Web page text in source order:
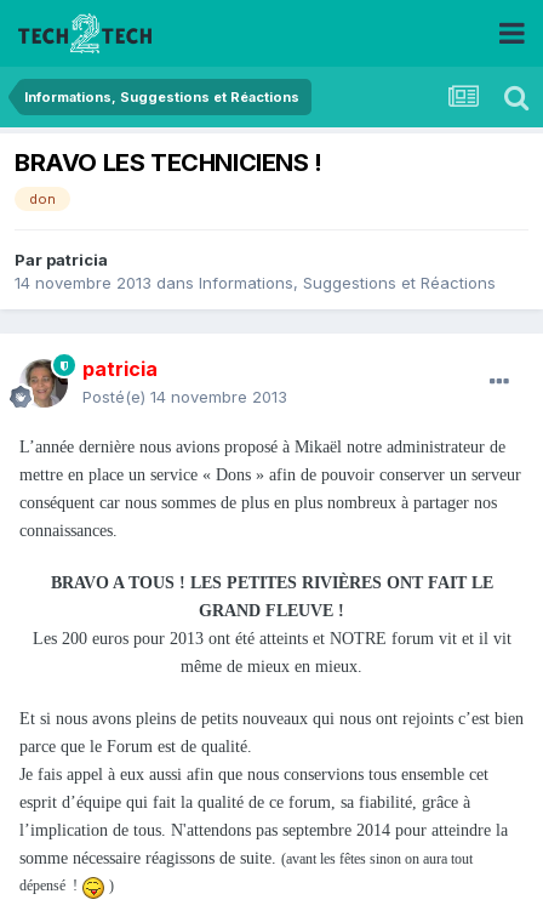
Informations, Suggestions et Réactions
BRAVO LES TECHNICIENS !
don
Par patricia
14 novembre 2013 dans Informations, Suggestions et Réactions
patricia
Posté(e) 14 novembre 2013
L’année dernière nous avions proposé à Mikaël notre administrateur de
mettre en place un service « Dons » afin de pouvoir conserver un serveur
conséquent car nous sommes de plus en plus nombreux à partager nos
connaissances.
BRAVO A TOUS ! LES PETITES RIVIÈRES ONT FAIT LE
GRAND FLEUVE !
Les 200 euros pour 2013 ont été atteints et NOTRE forum vit et il vit
même de mieux en mieux.
Et si nous avons pleins de petits nouveaux qui nous ont rejoints c’est bien
parce que le Forum est de qualité.
Je fais appel à eux aussi afin que nous conservions tous ensemble cet
esprit d’équipe qui fait la qualité de ce forum, sa fiabilité, grâce à
l’implication de tous. N'attendons pas septembre 2014 pour atteindre la
somme nécessaire réagissons de suite. (avant les fêtes sinon on aura tout
dépensé !
)